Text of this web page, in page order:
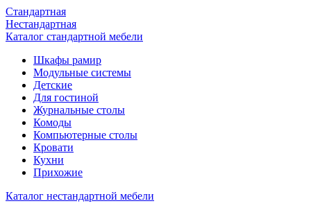
Стандартная
Нестандартная
Каталог стандартной мебели
Шкафы рамир
Модульные системы
Детские
Для гостиной
Журнальные столы
Комоды
Компьютерные столы
Кровати
Кухни
Прихожие
Каталог нестандартной мебели